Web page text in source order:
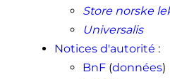
Store norske
Universalis
Notices d'autorité :
BnF(données)